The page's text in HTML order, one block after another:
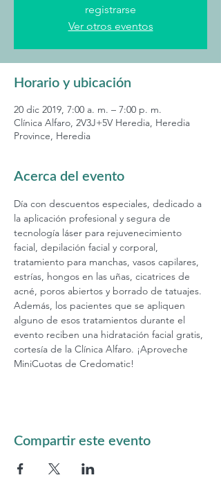
registrarse
Ver otros eventos
Horario y ubicación
20 dic 2019, 7:00 a. m. – 7:00 p. m.
Clínica Alfaro, 2V3J+5V Heredia, Heredia
Province, Heredia
Acerca del evento
Día con descuentos especiales, dedicado a
la aplicación profesional y segura de
tecnología láser para rejuvenecimiento
facial, depilación facial y corporal,
tratamiento para manchas, vasos capilares,
estrías, hongos en las uñas, cicatrices de
acné, poros abiertos y borrado de tatuajes.
Además, los pacientes que se apliquen
alguno de esos tratamientos durante el
evento reciben una hidratación facial gratis,
cortesía de la Clínica Alfaro. ¡Aproveche
MiniCuotas de Credomatic!
Compartir este evento